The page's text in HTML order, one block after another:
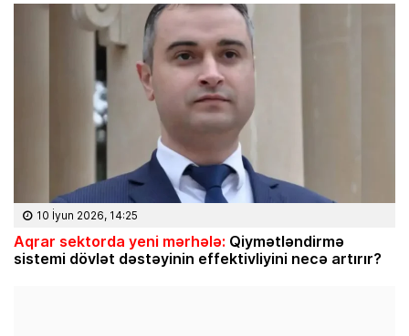
10 İyun 2026, 14:25
Aqrar sektorda yeni mərhələ: Qiymətləndirmə
sistemi dövlət dəstəyinin effektivliyini necə artırır?